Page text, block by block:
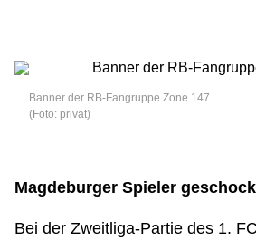
Banner der RB-Fangruppe Zone 147
(Foto: privat)
Magdeburger Spieler
Bei der Zweitliga-Partie des 1.